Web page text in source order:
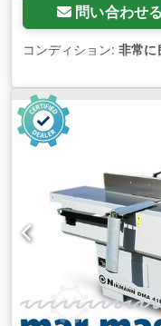
問い合わせる
コンディション: 非常に